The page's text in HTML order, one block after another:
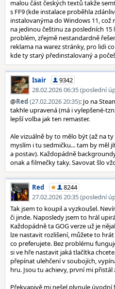
malou část českých textů takže
s FF9 (kde instalace proběhla
instalovanýma do Windows 11, což
na jedinou češtinu za posledních
problém, zřejmě nestandardně
reklama na warez stránky, pro lidi
kde ty starý předinstalovaný a
Isair
9342
28.02.2026 06:35 (poslední
@Red(27.02.2026 20:35): Jo na
takhle upravená (má i vylepšené-
lepší volba jak ten remaster.
Ale vizuálně by to mělo být (až na
myslím i tu sedmičku... tam by měl
a postav). Každopádně
onak a filmečky taky. Savovat šlo
Red
8244
27.02.2026 20:35 (poslední
Tak jsem to koupil a vyzkoušel.
či jinde. Naposledy jsem to hrál
Každopádně ta GOG verze už je
lze nastavit rozlišení, můžete to
co preferujete. Bez problému
si ve hře nastavit jaká tlačítka
přepínat ulehčení v soubojích,
hru. Jsou tu achievy, první mi
Překvapivě mi nešel plynule úvodní